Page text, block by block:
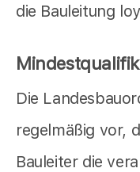
die Bauleitung
Die
regelmäßig vor,
Bauleiter die